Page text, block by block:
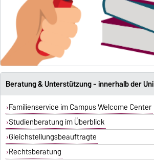
Beratung & Unterstützung - innerhalb der Uni
Familienservice im Campus Welcome Center
Studienberatung im Überblick
Gleichstellungsbeauftragte
Rechtsberatung